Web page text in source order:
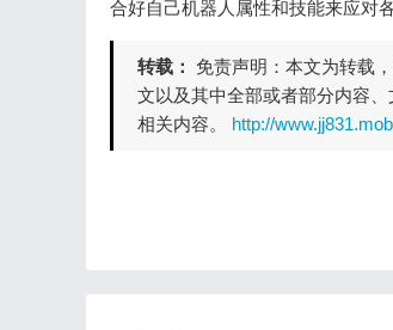
合好自己机器人属性和技能来应对
转载： 免责声明：本文为转载
文以及其中全部或者部分内容
相关内容。 http://